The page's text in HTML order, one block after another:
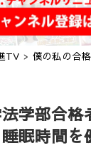
TV > 僕の私の合
学部合格
眠時間を